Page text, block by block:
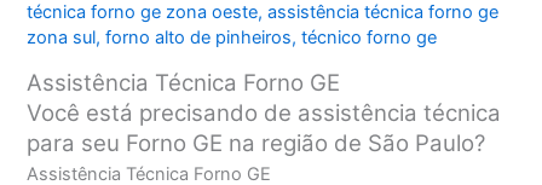
técnica forno ge zona oeste,assistência técnica forno ge
zona sul,forno alto de pinheiros,técnico forno ge
Assistência Técnica Forno GE
Você está precisando de assistência técnica
para seu Forno GE na região de São Paulo?
Assistência Técnica Forno GE